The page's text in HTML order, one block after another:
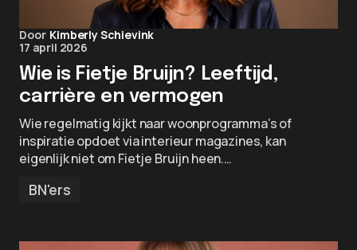
Door Kimberly Schievink
17 april 2026
Wie is Fietje Bruijn? Leeftijd,
carrière en vermogen
Wie regelmatig kijkt naar woonprogramma’s of
inspiratie opdoet via interieur magazines, kan
eigenlijk niet om Fietje Bruijn heen.…
BN'ers